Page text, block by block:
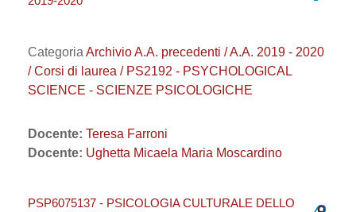
Categoria Archivio A.A. precedenti / A.A. 2019 - 2020
/ Corsi di laurea / PS2192 - PSYCHOLOGICAL
SCIENCE - SCIENZE PSICOLOGICHE
Docente: Teresa Farroni
Docente: Ughetta Micaela Maria Moscardino
PSP6075137 - PSICOLOGIA CULTURALE DELLO